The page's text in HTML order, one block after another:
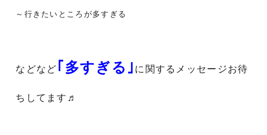
～行きたいところが多すぎる
などなど ｢多すぎる｣ に関するメッセージお待
ちしてます♬